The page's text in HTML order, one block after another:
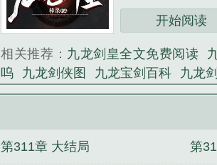
《九龙剑皇》是
开始阅读
相关推荐： 九龙剑皇全文免费阅读
呜
九龙剑侠图 九龙宝剑百科 九龙
全本最新章节列表 九龙神剑双面貌
策肖倾城 万古帝婿 玄幻：我，反派
第311章 大结局 第